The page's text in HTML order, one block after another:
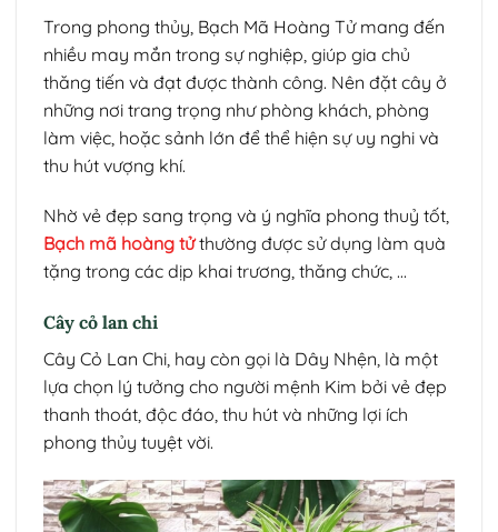
Trong phong thủy, Bạch Mã Hoàng Tử mang đến
nhiều may mắn trong sự nghiệp, giúp gia chủ
thăng tiến và đạt được thành công. Nên đặt cây ở
những nơi trang trọng như phòng khách, phòng
làm việc, hoặc sảnh lớn để thể hiện sự uy nghi và
thu hút vượng khí.
Nhờ vẻ đẹp sang trọng và ý nghĩa phong thuỷ tốt,
Bạch mã hoàng tửthường được sử dụng làm quà
tặng trong các dịp khai trương, thăng chức, …
Cây cỏ lan chi
Cây Cỏ Lan Chi, hay còn gọi là Dây Nhện, là một
lựa chọn lý tưởng cho người mệnh Kim bởi vẻ đẹp
thanh thoát, độc đáo, thu hút và những lợi ích
phong thủy tuyệt vời.